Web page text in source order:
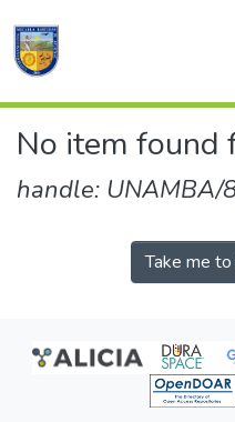
Communities & Collections
No item found
handle: UNAMBA/
Take me